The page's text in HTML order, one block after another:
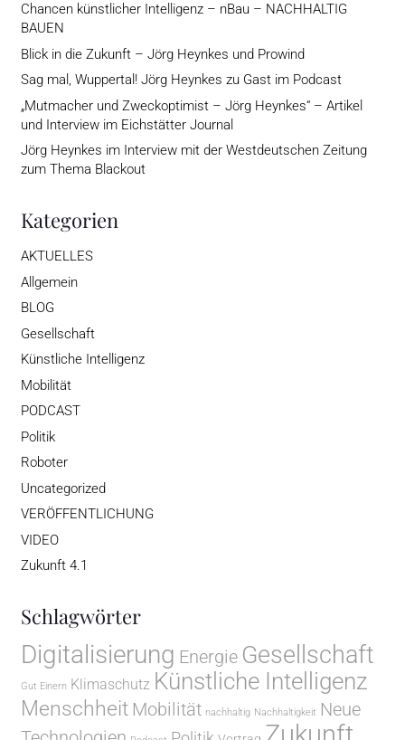
Chancen künstlicher Intelligenz – nBau – NACHHALTIG
BAUEN
Blick in die Zukunft – Jörg Heynkes und Prowind
Sag mal, Wuppertal! Jörg Heynkes zu Gast im Podcast
„Mutmacher und Zweckoptimist – Jörg Heynkes“ – Artikel
und Interview im Eichstätter Journal
Jörg Heynkes im Interview mit der Westdeutschen Zeitung
zum Thema Blackout
Kategorien
AKTUELLES
Allgemein
BLOG
Gesellschaft
Künstliche Intelligenz
Mobilität
PODCAST
Politik
Roboter
Uncategorized
VERÖFFENTLICHUNG
VIDEO
Zukunft 4.1
Schlagwörter
Digitalisierung Energie Gesellschaft
Gut Einern Klimaschutz Künstliche Intelligenz
Menschheit Mobilität nachhaltig Nachhaltigkeit Neue